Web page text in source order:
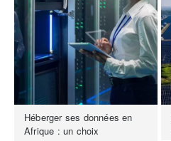
Héberger ses données en
Afrique : un choix